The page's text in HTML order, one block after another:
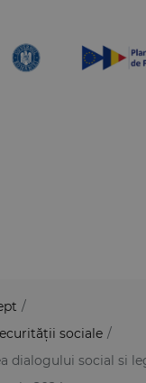
/
sociale /
dialogului social si